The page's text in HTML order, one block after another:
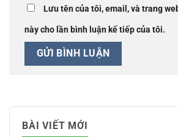
Lưu tên của tôi, email, và trang
này cho lần bình luận kế tiếp của tôi.
BÀI VIẾT MỚI